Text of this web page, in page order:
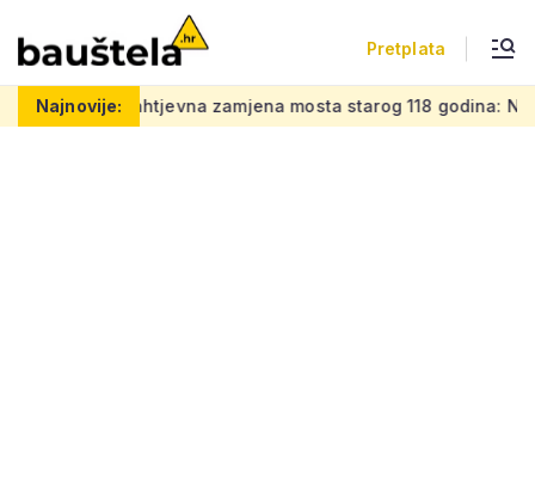
Pretplata
Najnovije:Zahtjevna zamjena mosta starog 118 godina: Novi